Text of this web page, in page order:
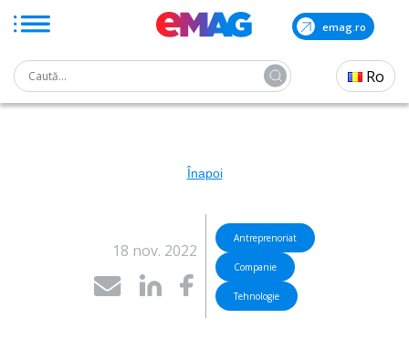
Skip
emag.ro
Search
for:
Ro
Înapoi
18 nov. 2022
Antreprenoriat
Companie
Tehnologie